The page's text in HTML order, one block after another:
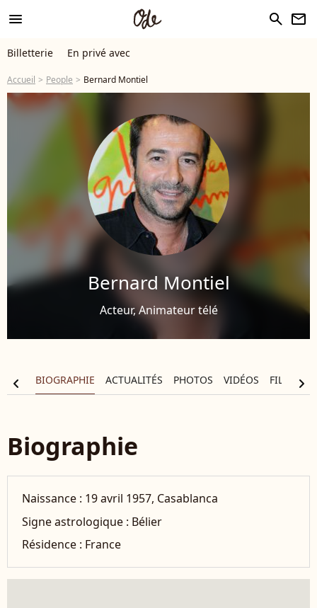
menu search newsletter
Billetterie En privé avec
Accueil People Bernard Montiel
Bernard Montiel
Acteur, Animateur télé
BIOGRAPHIE ACTUALITÉS PHOTOS VIDÉOS
chevron_left chevron_right
Biographie
Naissance : 19 avril 1957, Casablanca
Signe astrologique : Bélier
Résidence : France